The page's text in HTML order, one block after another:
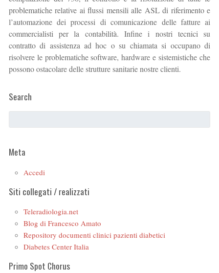
problematiche relative ai flussi mensili alle ASL di riferimento e
l’automazione dei processi di comunicazione delle fatture ai
commercialisti per la contabilità. Infine i nostri tecnici su
contratto di assistenza ad hoc o su chiamata si occupano di
risolvere le problematiche software, hardware e sistemistiche che
possono ostacolare delle strutture sanitarie nostre clienti.
Search
Meta
Accedi
Siti collegati / realizzati
Teleradiologia.net
Blog di Francesco Amato
Repository documenti clinici pazienti diabetici
Diabetes Center Italia
Primo Spot Chorus